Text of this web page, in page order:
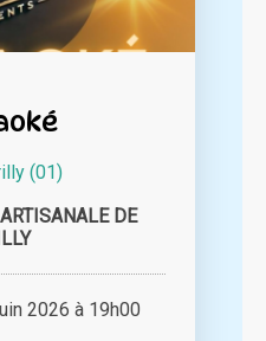
(01)
DE
2026 à 19h00